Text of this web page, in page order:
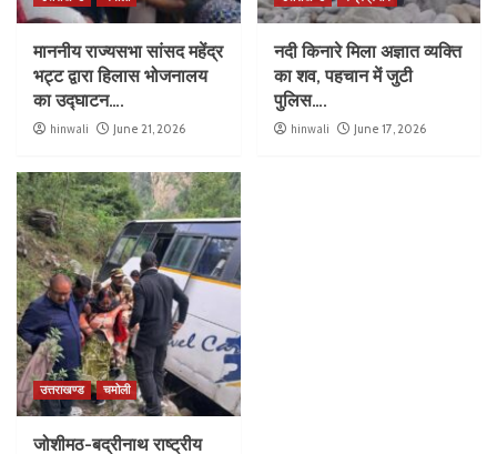
माननीय राज्यसभा सांसद महेंद्र
भट्ट द्वारा हिलास भोजनालय
का उद्घाटन….
hinwali June 21, 2026
नदी किनारे मिला अज्ञात व्यक्ति
का शव, पहचान में जुटी
पुलिस….
hinwali June 17, 2026
उत्तराखण्ड चमोली
जोशीमठ-बद्रीनाथ राष्ट्रीय